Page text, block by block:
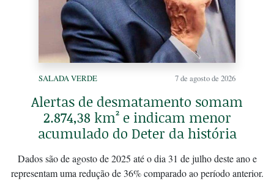
SALADA VERDE 7 de agosto de 2026
Alertas de desmatamento somam
2.874,38 km² e indicam menor
acumulado do Deter da história
Dados são de agosto de 2025 até o dia 31 de julho deste ano e
representam uma redução de 36% comparado ao período anterior.